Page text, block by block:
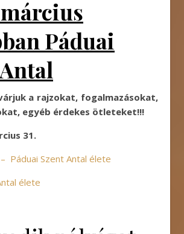
Páduai
a rajzokat, fogalmazásokat,
egyéb érdekes ötleteket!!!
31.
Páduai Szent Antal élete
élete